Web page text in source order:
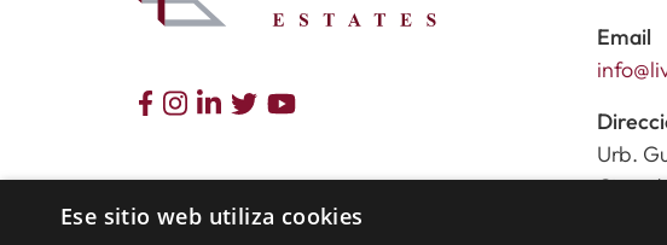
Email
Urb.
Ctra.
Ese sitio web utiliza cookies